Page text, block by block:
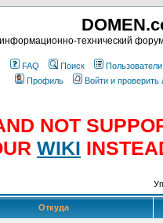
информационно-технический
FAQ Поиск Пользователи
Профиль
Войти и
NOT
WIKI
Откуда